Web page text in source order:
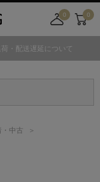
0
舗
カ
0
・配送遅延について
中古